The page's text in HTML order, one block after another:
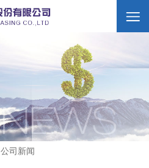
公司新闻